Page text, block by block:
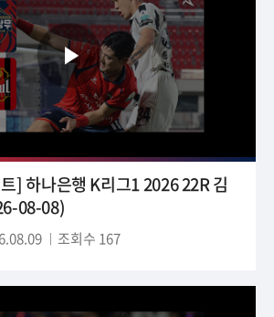
] 하나은행 K리그1 2026 22R 김
08-08)
조회수 167